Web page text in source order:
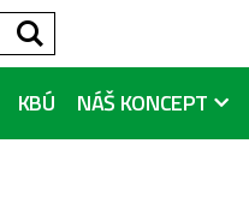
KBÚ NÁŠ KONCEPT